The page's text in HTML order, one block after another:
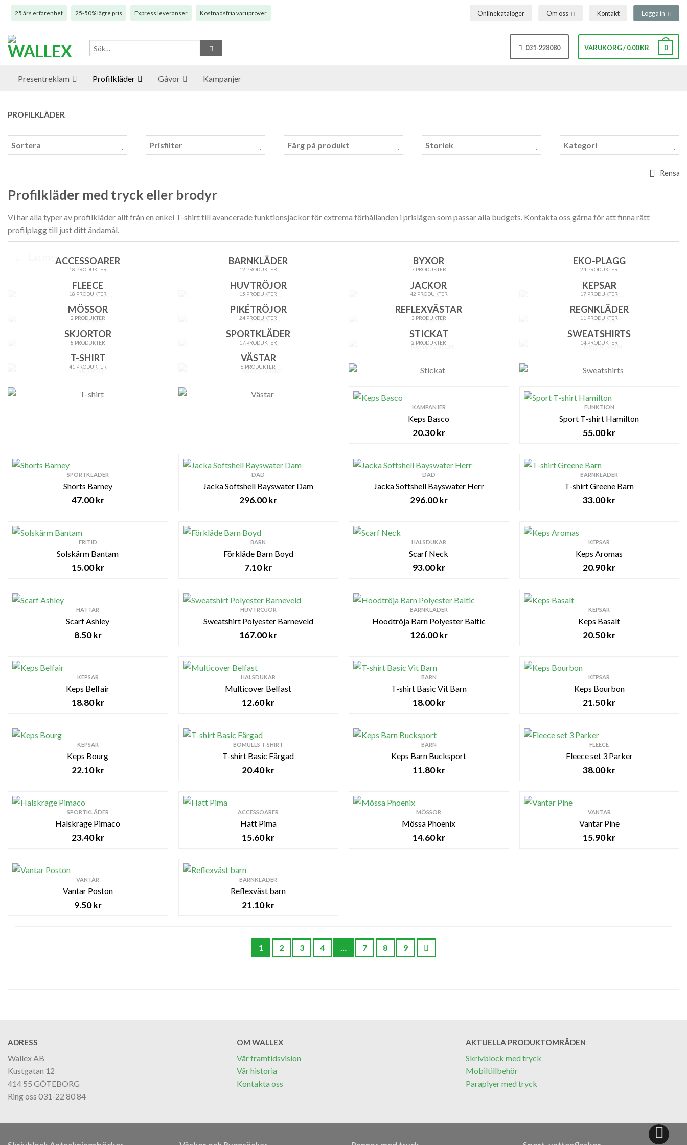
25 års erfarenhet 25-50% lägre pris Express leveranser Kostnadsfria varuprover Onlinekataloger Om oss Kontakt Logga in
031-228080 VARUKORG/0.00KR 0
Presentreklam Profilkläder Gåvor Kampanjer
PROFILKLÄDER
Sortera Prisfilter Färg på produkt Storlek Kategori
Rensa
Profilkläder med tryck eller brodyr
Vi har alla typer av profilkläder allt från en enkel T-shirt till avancerade funktionsjackor för extrema förhållanden i prislägen som passar alla budgets. Kontakta oss gärna för att finna rätt
profilplagg till just ditt ändamål.
Läs merACCESSOARER
18 PRODUKTER
BARNKLÄDER
12 PRODUKTER
BYXOR
7 PRODUKTER
EKO-PLAGG
24 PRODUKTER
FLEECE
18 PRODUKTER
HUVTRÖJOR
15 PRODUKTER
JACKOR
42 PRODUKTER
KEPSAR
17 PRODUKTER
MÖSSOR
2 PRODUKTER
PIKÉTRÖJOR
24 PRODUKTER
REFLEXVÄSTAR
3 PRODUKTER
REGNKLÄDER
11 PRODUKTER
SKJORTOR
8 PRODUKTER
SPORTKLÄDER
17 PRODUKTER
STICKAT
2 PRODUKTER
SWEATSHIRTS
14 PRODUKTER
T-SHIRT
41 PRODUKTER
VÄSTAR
6 PRODUKTER
KAMPANJER
Keps Basco
20.30kr
FUNKTION
Sport T-shirt Hamilton
55.00kr
SPORTKLÄDER
Shorts Barney
47.00kr
DAD
Jacka Softshell Bayswater Dam
296.00kr
DAD
Jacka Softshell Bayswater Herr
296.00kr
BARNKLÄDER
T-shirt Greene Barn
33.00kr
FRITID
Solskärm Bantam
15.00kr
BARN
Förkläde Barn Boyd
7.10kr
HALSDUKAR
Scarf Neck
93.00kr
KEPSAR
Keps Aromas
20.90kr
HATTAR
Scarf Ashley
8.50kr
HUVTRÖJOR
Sweatshirt Polyester Barneveld
167.00kr
BARNKLÄDER
Hoodtröja Barn Polyester Baltic
126.00kr
KEPSAR
Keps Basalt
20.50kr
KEPSAR
Keps Belfair
18.80kr
HALSDUKAR
Multicover Belfast
12.60kr
BARN
T-shirt Basic Vit Barn
18.00kr
KEPSAR
Keps Bourbon
21.50kr
KEPSAR
Keps Bourg
22.10kr
BOMULLS T-SHIRT
T-shirt Basic Färgad
20.40kr
BARN
Keps Barn Bucksport
11.80kr
FLEECE
Fleece set 3 Parker
38.00kr
SPORTKLÄDER
Halskrage Pimaco
23.40kr
ACCESSOARER
Hatt Pima
15.60kr
MÖSSOR
Mössa Phoenix
14.60kr
VANTAR
Vantar Pine
15.90kr
VANTAR
Vantar Poston
9.50kr
BARNKLÄDER
Reflexväst barn
21.10kr
1 2 3 4 7 8 9
ADRESS
Wallex AB
Kustgatan 12
414 55 GÖTEBORG
Ring oss 031-22 80 84
OM WALLEX
Vår framtidsvision
Vår historia
Kontakta oss
AKTUELLA PRODUKTOMRÅDEN
Skrivblock med tryck
Mobiltillbehör
Paraplyer med tryck